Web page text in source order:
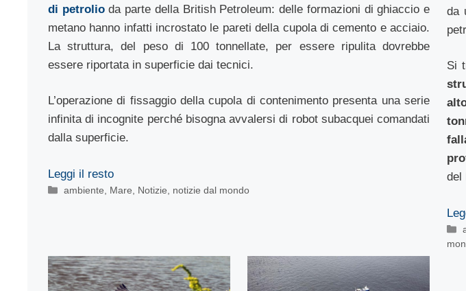
di petrolioda parte della British Petroleum: delle formazioni di ghiaccio e
metano hanno infatti incrostato le pareti della cupola di cemento e acciaio.
La struttura, del peso di 100 tonnellate, per essere ripulita dovrebbe
essere riportata in superficie dai tecnici.
L’operazione di fissaggio della cupola di contenimento presenta una serie
infinita di incognite perché bisogna avvalersi di robot subacquei comandati
dalla superficie.
Leggi il resto
Categorie
ambiente Mare Notizie notizie dal mondo
da
Si
del